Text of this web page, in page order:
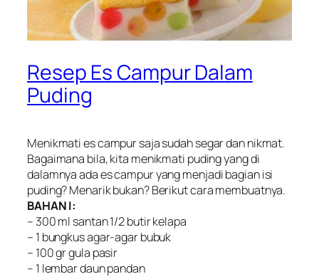
Resep Es Campur Dalam
Puding
Menikmati es campur saja sudah segar dan nikmat.
Bagaimana bila, kita menikmati puding yang di
dalamnya ada es campur yang menjadi bagian isi
puding? Menarik bukan? Berikut cara membuatnya.
BAHAN I:
– 300 ml santan 1/2 butir kelapa
– 1 bungkus agar-agar bubuk
– 100 gr gula pasir
– 1 lembar daun pandan